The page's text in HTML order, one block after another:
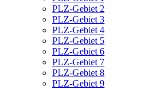
PLZ-Gebiet 2
PLZ-Gebiet 3
PLZ-Gebiet 4
PLZ-Gebiet 5
PLZ-Gebiet 6
PLZ-Gebiet 7
PLZ-Gebiet 8
PLZ-Gebiet 9